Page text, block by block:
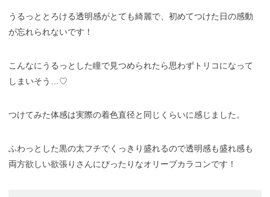
うるっととろける透明感がとても綺麗で、初めてつけた日の感動
が忘れられないです！
こんなにうるっとした瞳で見つめられたら思わずトリコになって
しまいそう…♡
つけてみた体感は実際の着色直径と同じくらいに感じました。
ふわっとした黒の太フチでくっきり盛れるので透明感も盛れ感も
両方欲しい欲張りさんにぴったりなオリーブカラコンです！